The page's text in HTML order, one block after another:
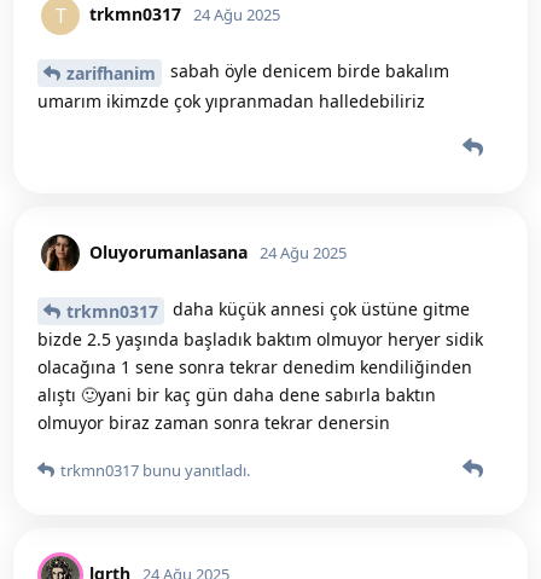
T trkmn0317 24 Ağu 2025
zarifhanim
sabah öyle denicem birde bakalım
umarım ikimzde çok yıpranmadan halledebiliriz
Oluyorumanlasana 24 Ağu 2025
trkmn0317
daha küçük annesi çok üstüne gitme
bizde 2.5 yaşında başladık baktım olmuyor heryer sidik
olacağına 1 sene sonra tekrar denedim kendiliğinden
alıştı 🙂yani bir kaç gün daha dene sabırla baktın
olmuyor biraz zaman sonra tekrar denersin
trkmn0317 bunu yanıtladı.
lgrth 24 Ağu 2025